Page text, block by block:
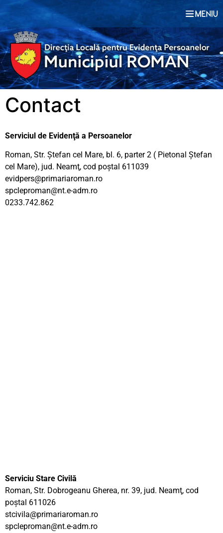
conținut
Contact
Serviciul de Evidenţă a Persoanelor
Roman, Str. Ştefan cel Mare, bl. 6, parter 2 ( Pietonal Ștefan
cel Mare), jud. Neamţ, cod poştal 611039
evidpers@primariaroman.ro
spcleproman@nt.e-adm.ro
0233.742.862
Serviciu Stare Civilă
Roman, Str. Dobrogeanu Gherea, nr. 39, jud. Neamţ, cod
poştal 611026
stcivila@primariaroman.ro
spcleproman@nt.e-adm.ro